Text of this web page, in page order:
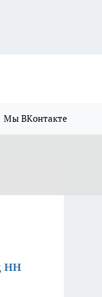
Мы ВКонтакте
НН